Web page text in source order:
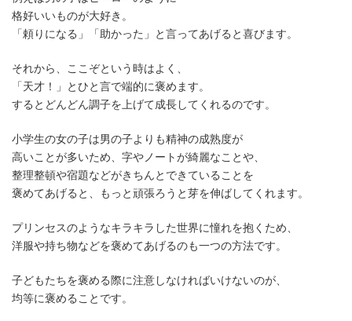
格好いいものが大好き。
「頼りになる」「助かった」と言ってあげると喜びます。
それから、ここぞという時はよく、
「天才！」とひと言で端的に褒めます。
するとどんどん調子を上げて成長してくれるのです。
小学生の女の子は男の子よりも精神の成熟度が
高いことが多いため、字やノートが綺麗なことや、
整理整頓や宿題などがきちんとできていることを
褒めてあげると、もっと頑張ろうと芽を伸ばしてくれます。
プリンセスのようなキラキラした世界に憧れを抱くため、
洋服や持ち物などを褒めてあげるのも一つの方法です。
子どもたちを褒める際に注意しなければいけないのが、
均等に褒めることです。